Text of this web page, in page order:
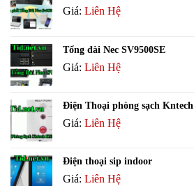
Giá: Liên Hệ
Tổng đài Nec SV9500SE
Giá: Liên Hệ
Điện Thoại phòng sạch Kntech
Giá: Liên Hệ
Điện thoại sip indoor
Giá: Liên Hệ